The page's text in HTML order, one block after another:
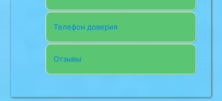
Телефон доверия
Отзывы